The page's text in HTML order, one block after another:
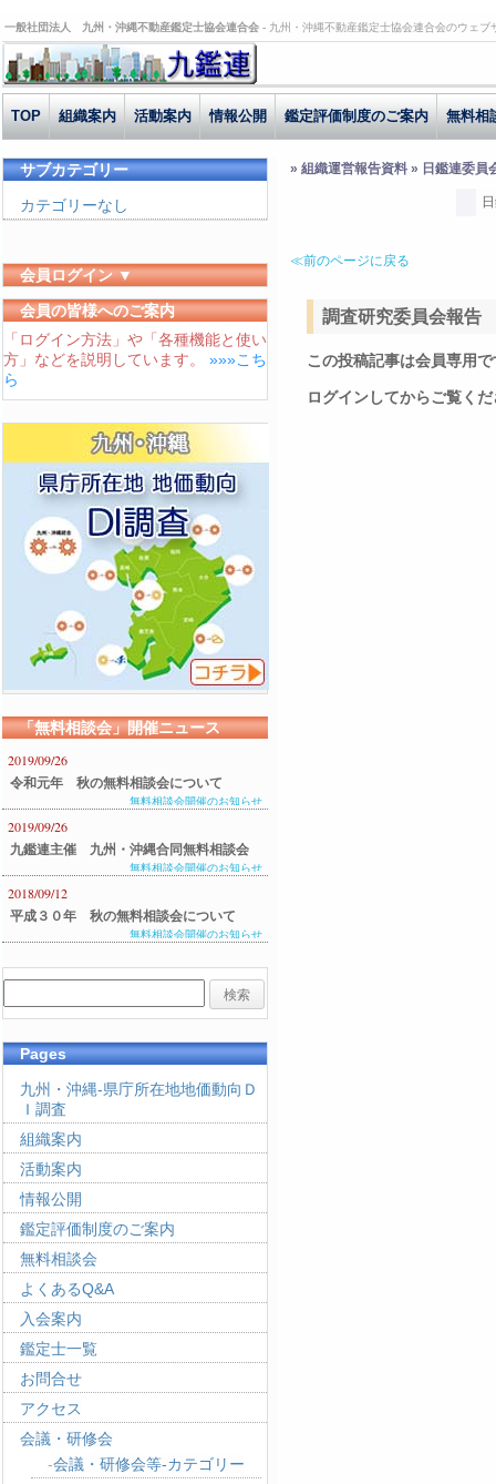
一般社団法人 九州・沖縄不動産鑑定士協会連合会 - 九州・沖縄不動産鑑定士協会連合会のウェ
TOP 組織案内 活動案内 情報公開 鑑定評価制度のご案内 無料相
» 組織運営報告資料 » 日鑑連委員
≪前のページに戻る
調査研究委員会報告
この投稿記事は会員専用
ログインしてからご覧く
サブカテゴリー
カテゴリーなし
会員ログイン ▼
ユーザーID
パスワード
会員の皆様へのご案内
「ログイン方法」や「各種機能と使い
方」などを説明しています。 »»»こち
ら
「無料相談会」開催ニュース
2019/09/26
令和元年 秋の無料相談会について
無料相談会開催のお知らせ
2019/09/26
九鑑連主催 九州・沖縄合同無料相談会
のご案内
無料相談会開催のお知らせ
2018/09/12
平成３０年 秋の無料相談会について
無料相談会開催のお知らせ
Pages
九州・沖縄-県庁所在地地価動向Ｄ
Ｉ調査
組織案内
活動案内
情報公開
鑑定評価制度のご案内
無料相談会
よくあるQ&A
入会案内
鑑定士一覧
お問合せ
アクセス
会議・研修会
会議・研修会等-カテゴリー